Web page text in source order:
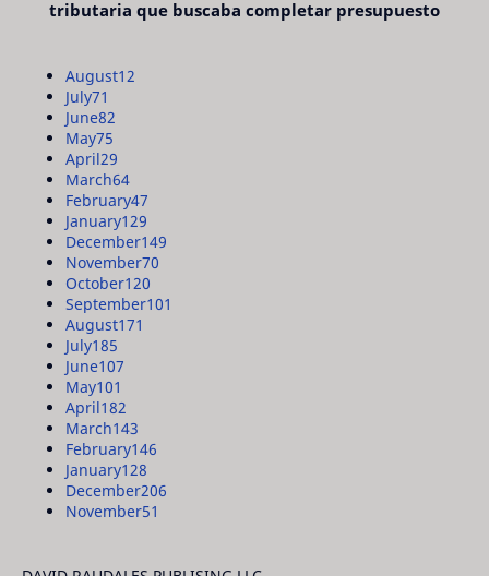
tributaria que buscaba completar presupuesto
August12
July71
June82
May75
April29
March64
February47
January129
December149
November70
October120
September101
August171
July185
June107
May101
April182
March143
February146
January128
December206
November51